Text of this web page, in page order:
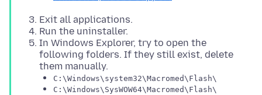
Exit all applications.
Run the uninstaller.
In Windows Explorer, try to open the
following folders. If they still exist, delete
them manually.
C:\Windows\system32\Macromed\Flash\
C:\Windows\SysWOW64\Macromed\Flash\